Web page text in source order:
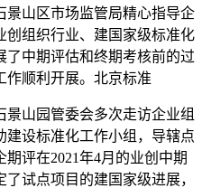
景山区市场监管局精心指导企
创组织行业、建国家级标准化
中期评估和终期考核前的过
作顺利开展。北京标准
山园管委会多次走访企业组
设标准化工作小组，导辖点
评在2021年4月的业创中期
试点项目的建国家级进展，